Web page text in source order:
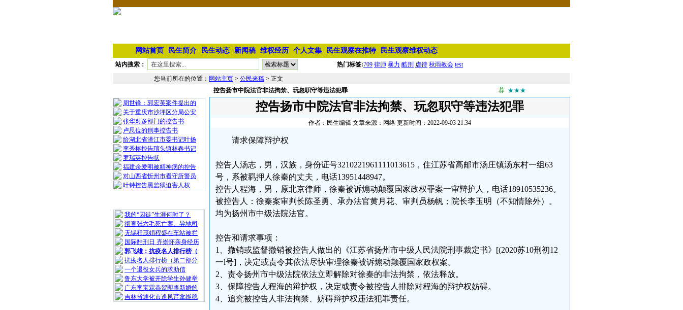
网站首页 民生简介 民生动态 新闻稿 维权经历 个人文集 民生观察在推特 民生观察维权动态
站内搜索： 热门标签:709 律师 暴力 酷刑 虐待 秋雨教会 test
您当前所在的位置： 网站主页 > 公民来稿 > 正文
周世锋：郭宏英案件提出的
关于重庆市沙坪区分局公安
张华对多部门的控告书
卢思位的刑事控告书
给湖北省潜江市委书记叶扬
李秀榕控告琯头镇林春书记
罗瑞英控告状
福建余爱明被精神病的控告
对山西省忻州市看守所警员
叶钟控告黑监狱迫害人权
我的“囚徒”生涯何时了？
彻查张六毛死亡案、异地司
无锡程茂娟程盛在车站被拦
国际酷刑日 齐崇怀亲身经历
郭飞雄：抗疫名人排行榜（
抗疫名人排行榜（第二部分
一个退役女兵的求助信
鲁东大学被开除学生孙健举
广东李宝霖恭贺即将新婚的
吉林省通化市逢凤芹拿维稳
控告扬市中院法官非法拘禁、玩忽职守等违法犯罪 荐 ★★★
控告扬市中院法官非法拘禁、玩忽职守等违法犯罪
作者：民生编辑 文章来源：网络 更新时间：2022-09-03 21:34
请求保障辩护权
控告人汤志，男，汉族，身份证号3210221961111013615，住江苏省高邮市汤庄镇汤东村一组63
号，系被羁押人徐秦的丈夫，电话13951448947。
控告人程海，男，原北京律师，徐秦被诉煽动颠覆国家政权罪案一审辩护人，电话18910535236。
被控告人：徐秦案审判长陈圣勇、承办法官黄月花、审判员杨帆；院长李玉明（不知情除外）。
均为扬州市中级法院法官。
控告和请求事项：
1、撤销或监督撤销被控告人做出的《江苏省扬州市中级人民法院刑事裁定书》[(2020苏10刑初12
一l号]，决定或责令其依法尽快审理徐秦被诉煽动颠覆国家政权案。
2、责令扬州市中级法院依法立即解除对徐秦的非法拘禁，依法释放。
3、保障控告人程海的辩护权，决定或责令被控告人排除对程海的辩护权妨碍。
4、追究被控告人非法拘禁、妨碍辩护权违法犯罪责任。